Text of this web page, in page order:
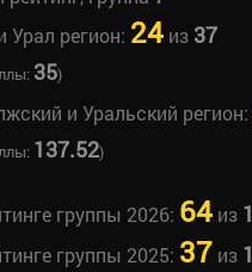
Урал регион: 24из 37
35)
и Уральский регион:
137.52)
группы 2026: 64из
группы 2025: 37 из